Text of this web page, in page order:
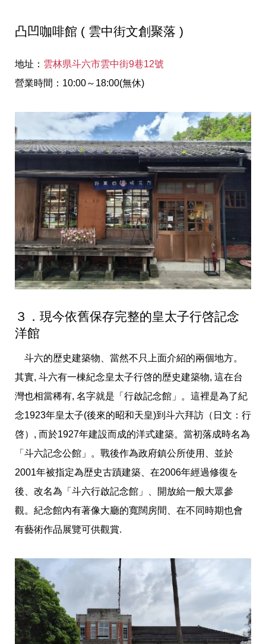
凸凹咖啡館 ( 雲中街文創聚落 )
地址： 雲林県斗六市雲中街9巷12號
營業時間：10:00～18:00(無休)
３．現今依舊保存完整的皇太子行啓記念
洋館
斗六的歴史建築物、當然不只上面介紹的兩個地方。
其實, 斗六有一棟紀念皇太子行啓的歴史建築物, 這在台
灣也相當稀有, 名字就是「行啟記念館」。這裡是為了紀
念1923年皇太子(後來的昭和天皇)到斗六拜訪（日文：行
啓）, 而於1927年建設而成的洋式建築。當初落成時名為
「斗六記念公館」。戰後作為政府鎮公所使用、並於
2001年被指定為歴史古蹟建築、在2006年經過修復を
後、改名為「斗六行啟記念館」、開放給一般大眾參
觀。紀念館內有著像大廳的寬闊房間、在不同時期也會
有藝術作品展覽可供觀賞.